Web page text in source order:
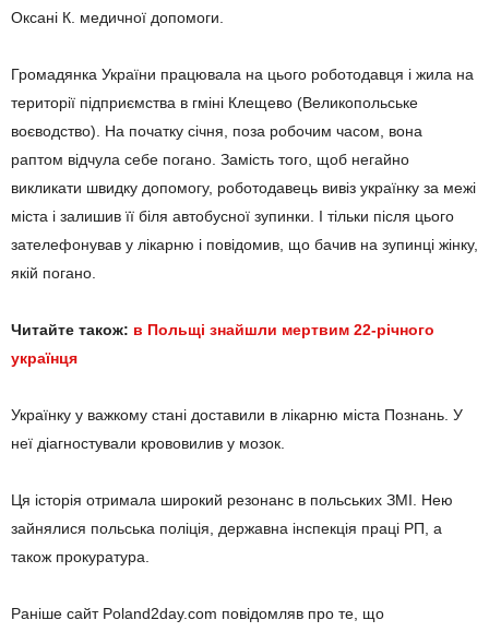
Оксані К. медичної допомоги.
Громадянка України працювала на цього роботодавця і жила на
території підприємства в гміні Клещево (Великопольське
воєводство). На початку січня, поза робочим часом, вона
раптом відчула себе погано. Замість того, щоб негайно
викликати швидку допомогу, роботодавець вивіз українку за межі
міста і залишив її біля автобусної зупинки. І тільки після цього
зателефонував у лікарню і повідомив, що бачив на зупинці жінку,
якій погано.
Читайте також: в Польщі знайшли мертвим 22-річного
українця
Українку у важкому стані доставили в лікарню міста Познань. У
неї діагностували крововилив у мозок.
Ця історія отримала широкий резонанс в польських ЗМІ. Нею
зайнялися польська поліція, державна інспекція праці РП, а
також прокуратура.
Раніше сайт Poland2day.com повідомляв про те, що